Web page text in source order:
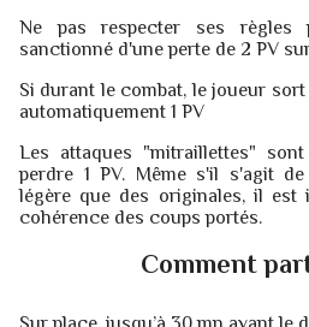
Ne pas respecter ses règles
sanctionné d'une perte de 2 PV
Si durant le combat, le joueur
automatiquement 1 PV
Les attaques "mitraillettes"
perdre 1 PV. Même s'il s'agit
légère que des originales, il est
cohérence des coups portés.
Comment